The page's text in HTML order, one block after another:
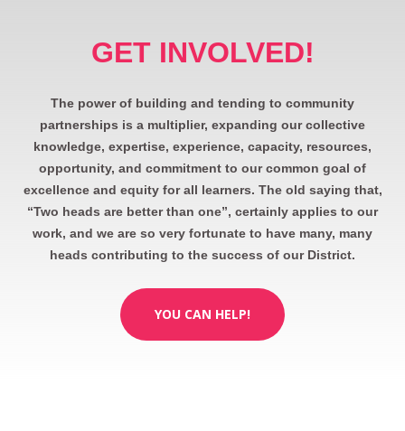
GET INVOLVED!
The power of building and tending to community
partnerships is a multiplier, expanding our collective
knowledge, expertise, experience, capacity, resources,
opportunity, and commitment to our common goal of
excellence and equity for all learners. The old saying that,
“Two heads are better than one”, certainly applies to our
work, and we are so very fortunate to have many, many
heads contributing to the success of our District.
YOU CAN HELP!